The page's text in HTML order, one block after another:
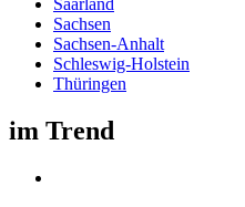
Saarland
Sachsen
Sachsen-Anhalt
Schleswig-Holstein
Thüringen
im Trend